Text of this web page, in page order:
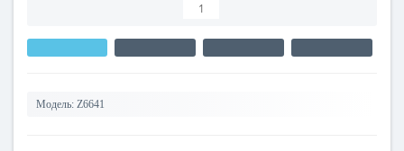
Модель: Z6641